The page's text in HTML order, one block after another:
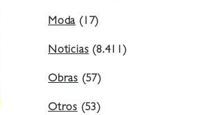
Moda(17)
Noticias(8.411)
Obras (57)
Otros (53)